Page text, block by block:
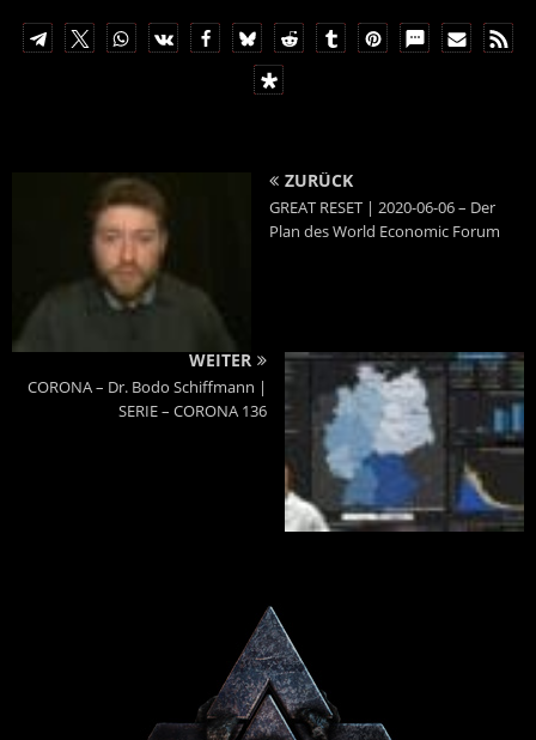
ZURÜCK
GREAT RESET | 2020-06-06 – Der
Plan des World Economic Forum
WEITER
CORONA – Dr. Bodo Schiffmann |
SERIE – CORONA 136
Powered By :